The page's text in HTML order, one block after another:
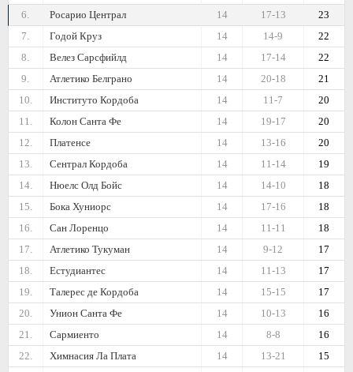
6.
Росарио Централ 23
17-13
14
7.
Годой Круз 22
14-9
14
8.
Велез Сарсфийлд 22
17-14
14
9.
Атлетико Белграно 21
20-18
14
10.
Институто Кордоба 20
11-7
14
11.
Колон Санта Фе 20
19-17
14
12.
Платенсе 20
13-16
14
13.
Сентрал Кордоба 19
11-14
14
14.
Нюелс Олд Бойс 18
14-10
14
15.
Бока Хуниорс 18
17-16
14
16.
Сан Лоренцо 18
11-11
14
17.
Атлетико Тукуман 17
9-12
14
18.
Естудиантес 17
11-13
14
19.
Талерес де Кордоба 17
15-15
14
20.
Унион Санта Фе 16
10-13
14
21.
Сармиенто 16
8-8
14
22.
Химнасия Ла Плата 15
13-21
14